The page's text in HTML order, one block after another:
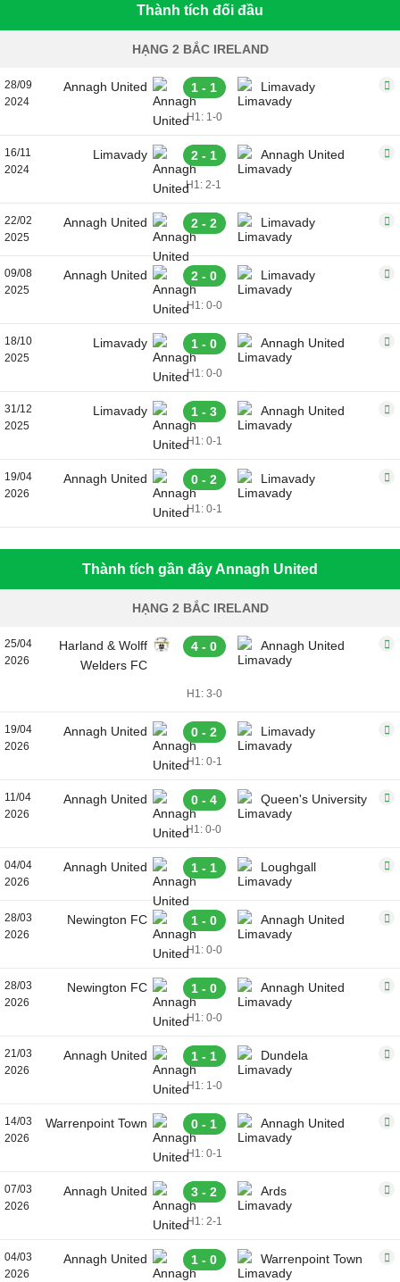
Thành tích đối đầu
HẠNG 2 BẮC IRELAND
28/09
2024
Annagh United 1 - 1 Limavady
H1: 1-0
16/11
2024
Limavady 2 - 1 Annagh United
H1: 2-1
22/02
2025
Annagh United 2 - 2 Limavady
09/08
2025
Annagh United 2 - 0 Limavady
H1: 0-0
18/10
2025
Limavady 1 - 0 Annagh United
H1: 0-0
31/12
2025
Limavady 1 - 3 Annagh United
H1: 0-1
19/04
2026
Annagh United 0 - 2 Limavady
H1: 0-1
Thành tích gần đây Annagh United
HẠNG 2 BẮC IRELAND
25/04
2026
Harland & Wolff
Welders FC
4 - 0 Annagh United
H1: 3-0
19/04
2026
Annagh United 0 - 2 Limavady
H1: 0-1
11/04
2026
Annagh United 0 - 4 Queen's University
H1: 0-0
04/04
2026
Annagh United 1 - 1 Loughgall
28/03
2026
Newington FC 1 - 0 Annagh United
H1: 0-0
28/03
2026
Newington FC 1 - 0 Annagh United
H1: 0-0
21/03
2026
Annagh United 1 - 1 Dundela
H1: 1-0
14/03
2026
Warrenpoint Town 0 - 1 Annagh United
H1: 0-1
07/03
2026
Annagh United 3 - 2 Ards
H1: 2-1
04/03
2026
Annagh United 1 - 0 Warrenpoint Town